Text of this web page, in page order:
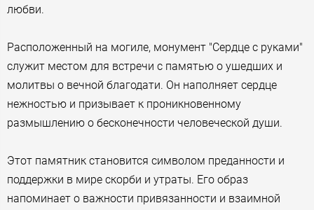
любви.
Расположенный на могиле, монумент "Сердце с руками"
служит местом для встречи с памятью о ушедших и
молитвы о вечной благодати. Он наполняет сердце
нежностью и призывает к проникновенному
размышлению о бесконечности человеческой души.
Этот памятник становится символом преданности и
поддержки в мире скорби и утраты. Его образ
напоминает о важности привязанности и взаимной